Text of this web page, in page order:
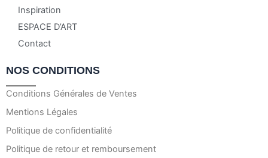
Inspiration
ESPACE D’ART
Contact
NOS CONDITIONS
Conditions Générales de Ventes
Mentions Légales
Politique de confidentialité
Politique de retour et remboursement